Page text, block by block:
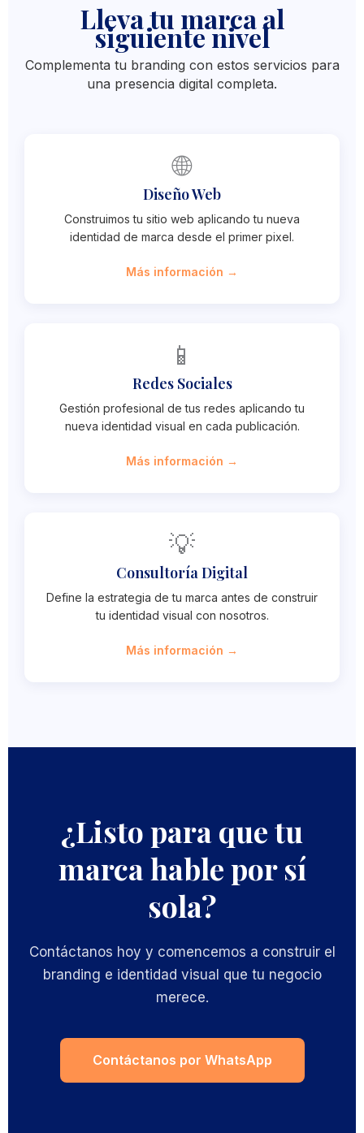
Lleva tu marca al
siguiente nivel
Complementa tu branding con estos servicios para
una presencia digital completa.
🌐
Diseño Web
Construimos tu sitio web aplicando tu nueva
identidad de marca desde el primer pixel.
Más información →
📱
Redes Sociales
Gestión profesional de tus redes aplicando tu
nueva identidad visual en cada publicación.
Más información →
💡
Consultoría Digital
Define la estrategia de tu marca antes de construir
tu identidad visual con nosotros.
Más información →
¿Listo para que tu
marca hable por sí
sola?
Contáctanos hoy y comencemos a construir el
branding e identidad visual que tu negocio
merece.
Contáctanos por WhatsApp